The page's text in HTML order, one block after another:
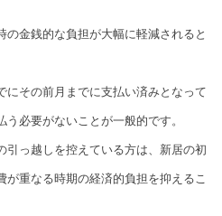
金銭的な負担が大幅に軽減されると
にその前月までに支払い済みとなって
必要がないことが一般的です。
引っ越しを控えている方は、新居の初
重なる時期の経済的負担を抑えるこ